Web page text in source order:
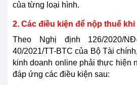
của từng loại hình.
2. Các điều kiện để nộp thuế
Theo Nghị định 126/2020/
40/2021/TT-BTC của Bộ Tài
kinh doanh online phải thực hiện
đáp ứng các điều kiện sau: